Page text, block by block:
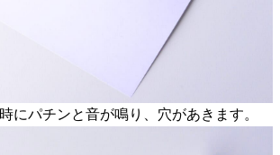
にパチンと音が鳴り、穴があきます。